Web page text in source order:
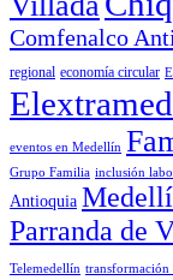
Comfenalco
regional economía circular
eventos en Medellín
Grupo Familia inclusión
Antioquia
Parranda de
Telemedellín transformación